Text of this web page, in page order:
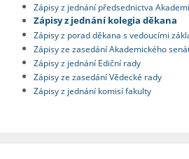
Zápisy z jednání předsednictva
Zápisy z jednání kolegia děkana
Zápisy z porad děkana s vedoucími
Zápisy ze zasedání Akademického
Zápisy z jednání Ediční rady
Zápisy ze zasedání Vědecké rady
Zápisy z jednání komisí fakulty